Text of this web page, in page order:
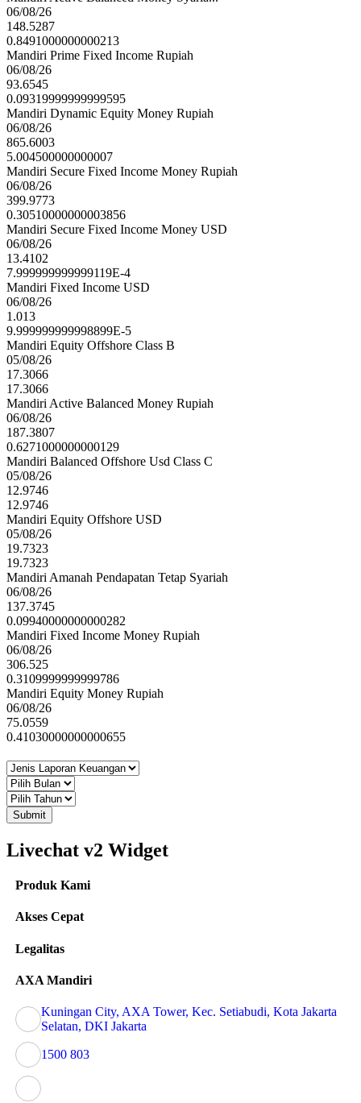
06/08/26
148.5287
0.8491000000000213
Mandiri Prime Fixed Income Rupiah
06/08/26
93.6545
0.09319999999999595
Mandiri Dynamic Equity Money Rupiah
06/08/26
865.6003
5.004500000000007
Mandiri Secure Fixed Income Money Rupiah
06/08/26
399.9773
0.30510000000003856
Mandiri Secure Fixed Income Money USD
06/08/26
13.4102
7.999999999999119E-4
Mandiri Fixed Income USD
06/08/26
1.013
9.999999999998899E-5
Mandiri Equity Offshore Class B
05/08/26
17.3066
17.3066
Mandiri Active Balanced Money Rupiah
06/08/26
187.3807
0.6271000000000129
Mandiri Balanced Offshore Usd Class C
05/08/26
12.9746
12.9746
Mandiri Equity Offshore USD
05/08/26
19.7323
19.7323
Mandiri Amanah Pendapatan Tetap Syariah
06/08/26
137.3745
0.09940000000000282
Mandiri Fixed Income Money Rupiah
06/08/26
306.525
0.3109999999999786
Mandiri Equity Money Rupiah
06/08/26
75.0559
0.41030000000000655
Submit
Livechat v2 Widget
Produk Kami
Akses Cepat
Legalitas
AXA Mandiri
Kuningan City, AXA Tower, Kec. Setiabudi, Kota Jakarta
Selatan, DKI Jakarta
1500 803